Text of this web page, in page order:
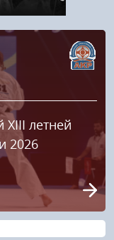
XIII летней
2026